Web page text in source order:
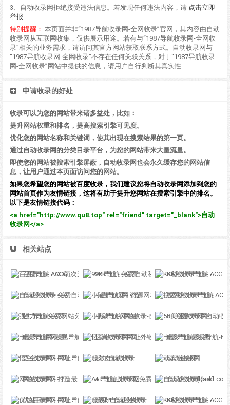
3、自动收录网拒绝接受违法信息。若发现任何违法内容，请 点击立即
举报
特别提醒： 本页面并非“1987导航收录网-全网收录”官网，其内容由自动
收录网从互联网收集，仅供展示用途。若有与“1987导航收录网-全网收
录”相关的业务需求，请访问其官方网站获取联系方式。自动收录网与
“1987导航收录网-全网收录”不存在任何关联关系，对于“1987导航收录
网-全网收录”网站中提供的信息，请用户自行判断其真实性
申请收录的好处
收录可以为您的网站带来诸多益处，比如：
提升网站权重和排名，提高搜索引擎可见度。
优化您的网站名称和关键词，使其出现在搜索结果的第一页。
通过自动收录网的分类目录平台，为您的网站带来大量流量。
即使您的网站被搜索引擎屏蔽，自动收录网也会永久缓存您的网站信
息，让用户通过本页面访问您的网站。
如果您希望您的网站被百度收录，我们建议您将自动收录网添加到您的
网站首页作为友情链接，这将有助于提升您网站在搜索引擎中的排名。
以下是友情链接代码：
<a href="http://www.qu8.top" rel="friend" target="_blank">自动
收录网</a>
相关站点
百度导航 - ACG萌次元丨ACG导航网丨二次元导航丨资源网导航丨福利网址导航 - BaiDu导航 92K导航 - 免费自动秒收录网址导航 KK秒收录导航 - ACG萌次元丨ACG导航网丨二次元导航丨资源网导航丨福利网址导航 - KK秒收录导航网
自动秒收录 - 免费自动秒收录网址导航 小温导航网 - 资源网址导航，汇集各大资源网，全网优质教程技术网，搜集资源就从这里开始 搜索秒收录导航 - ACG萌次元丨ACG导航网丨二次元导航丨资源网导航丨福利网址导航 - SS秒收录导航网
强力导航-免费网站分类导航，提交收录，秒收录 小鹅导航-网站收录-自动收录网-网址收录-自动秒收录 58美图收录网-自动收录网站-流量交换-自动链
电影导航网-影视导航-电影搜索-影视搜索-电影站收录 忆海收录网-网址外链_自动收录网站_自助友情链接平台_网站广告_软文发布_站长交易_站长资源 电影导航-影视导航-电影站收录-自动收录网-网站收录
悟空收录网 - 网址导航大全 | 网站免费收录 | 软文外链发布平台 起尔自动收录 动态链接网
网站收录网 - 打造最与众不同的站点收录网 AT导航_收录网_免费收录网站_自动收录网_秒收录 自动秒收录(badfl.com) - 全自动秒收录网
优站目录网 - 网址导航分类网站目录 - 自助网址提交自动收录 超级IP自动秒收录 KK秒收录导航 - ACG萌次元丨ACG导航网丨二次元导航丨资源网导航丨福利网址导航 - KK秒收录导航网